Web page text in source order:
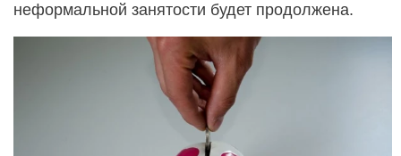
неформальной занятости будет продолжена.